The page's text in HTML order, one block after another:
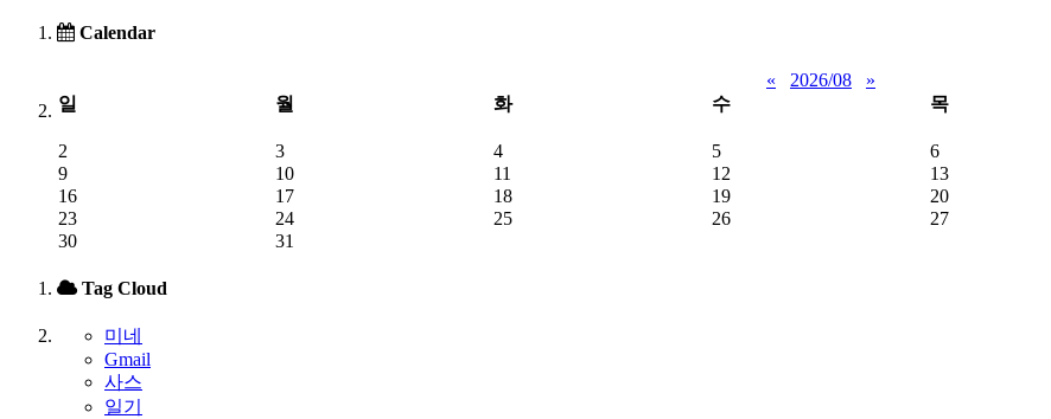
Calendar
« 2026/08
»
일
월 화 수 목
2
3 4 5 6
9
10 11 12 13
16
17 18 19 20
23
24 25 26 27
30
31
Tag Cloud
미네
Gmail
사스
일기